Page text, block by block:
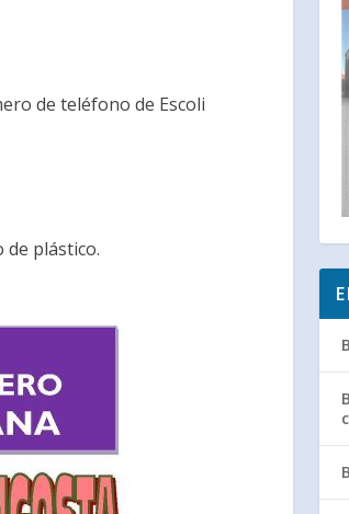
de teléfono de Escoli
de plástico.